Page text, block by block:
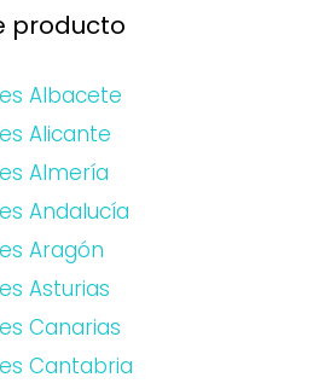
producto
Albacete
Alicante
Almería
Andalucía
Aragón
Asturias
Canarias
Cantabria